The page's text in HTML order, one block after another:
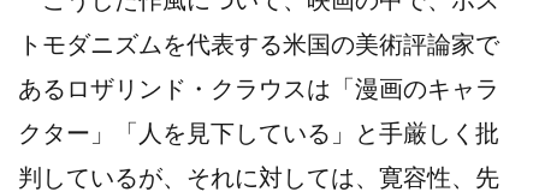
トモダニズムを代表する米国の美術評論家で
あるロザリンド・クラウスは「漫画のキャラ
クター」「人を見下している」と手厳しく批
判しているが、それに対しては、寛容性、先